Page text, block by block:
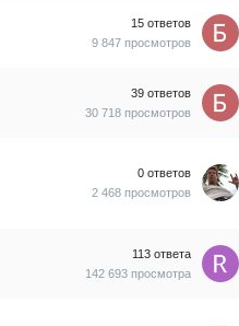
15 ответов
9 847 просмотров
39 ответов
30 718 просмотров
0 ответов
2 468 просмотров
113 ответа
142 693 просмотра